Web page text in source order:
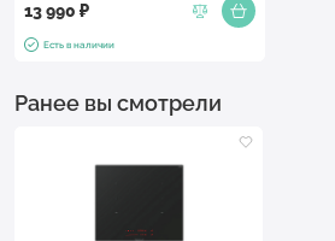
13 990 ₽
Есть в наличии
Ранее вы смотрели